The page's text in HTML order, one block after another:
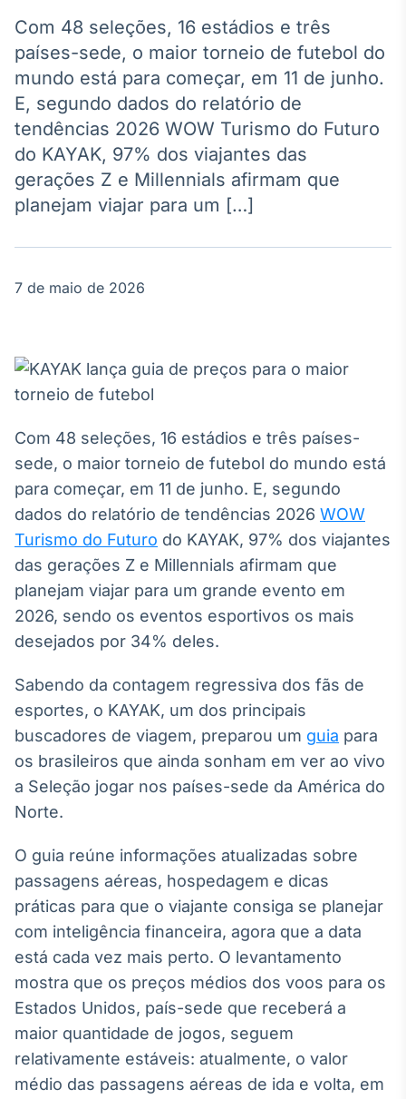
Agro
Tudo sobre o
agronegócio
Broadcast
Político
Os bastidores da
política em
tempo real
White Label
Plataforma para
conteúdos
personalizados
Soluções de Dados
e Conteúdos
Broadcast
OTC
Plataforma para
negociação de
ativos
Broadcast
Datafeed
APIs para
integração de
conteúdos e
dados
Ticker
headlines de
notícias
Broadcast
Widgets
Componentes
para conteúdos e
funcionalidades
Com 48 seleções, 16 estádios e três
países-sede, o maior torneio de futebol do
mundo está para começar, em 11 de junho.
E, segundo dados do relatório de
tendências 2026 WOW Turismo do Futuro
do KAYAK, 97% dos viajantes das
gerações Z e Millennials afirmam que
planejam viajar para um […]
7 de maio de 2026
Com 48 seleções, 16 estádios e três países-
sede, o maior torneio de futebol do mundo está
para começar, em 11 de junho. E, segundo
dados do relatório de tendências 2026 WOW
Turismo do Futuro do KAYAK, 97% dos viajantes
das gerações Z e Millennials afirmam que
planejam viajar para um grande evento em
2026, sendo os eventos esportivos os mais
desejados por 34% deles.
Sabendo da contagem regressiva dos fãs de
esportes, o KAYAK, um dos principais
buscadores de viagem, preparou um guia para
os brasileiros que ainda sonham em ver ao vivo
a Seleção jogar nos países-sede da América do
Norte.
O guia reúne informações atualizadas sobre
passagens aéreas, hospedagem e dicas
práticas para que o viajante consiga se planejar
com inteligência financeira, agora que a data
está cada vez mais perto. O levantamento
mostra que os preços médios dos voos para os
Estados Unidos, país-sede que receberá a
maior quantidade de jogos, seguem
relativamente estáveis: atualmente, o valor
médio das passagens aéreas de ida e volta, em